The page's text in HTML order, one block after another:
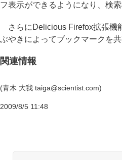
フ表示ができるようになり、検
さらにDelicious Firefox拡張機
ぶやきによってブックマークを
関連情報
(青木 大我 taiga@scientist.com)
2009/8/5 11:48